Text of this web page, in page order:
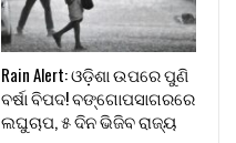
Rain Alert: ଓଡ଼ିଶା ଉପରେ ପୁଣି
ବର୍ଷା ବିପଦ! ବଙ୍ଗୋପସାଗରରେ
ଲଘୁଚାପ, ୫ ଦିନ ଭିଜିବ ରାଜ୍ୟ